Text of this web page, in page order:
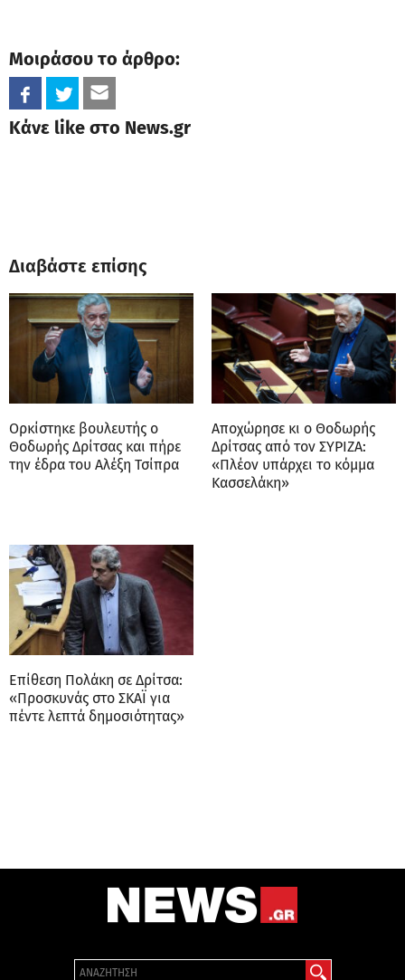
Μοιράσου το άρθρο:
Κάνε like στο News.gr
Διαβάστε επίσης
Ορκίστηκε βουλευτής ο
Θοδωρής Δρίτσας και πήρε
την έδρα του Αλέξη Τσίπρα
Αποχώρησε κι ο Θοδωρής
Δρίτσας από τον ΣΥΡΙΖΑ:
«Πλέον υπάρχει το κόμμα
Κασσελάκη»
Επίθεση Πολάκη σε Δρίτσα:
«Προσκυνάς στο ΣΚΑΪ για
πέντε λεπτά δημοσιότητας»